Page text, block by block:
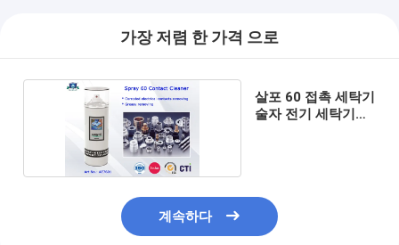
가장 저렴 한 가격 으로
살포 60 접촉 세탁기
술자 전기 세탁기술
계속하다